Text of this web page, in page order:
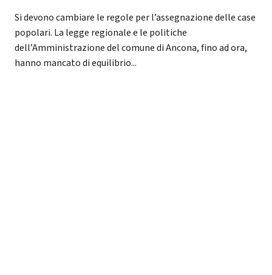
Si devono cambiare le regole per l’assegnazione delle case
popolari. La legge regionale e le politiche
dell’Amministrazione del comune di Ancona, fino ad ora,
hanno mancato di equilibrio...